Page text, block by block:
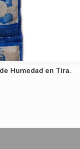
Humedad en Tira.